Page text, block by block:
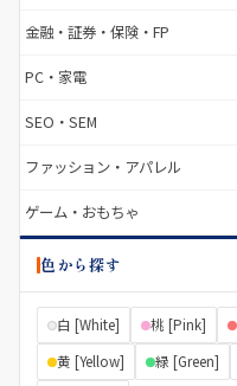
金融・証券・保険・FP
PC・家電
SEO・SEM
ファッション・アパレル
ゲーム・おもちゃ
色から探す
白 [White] 桃 [Pink]
黄 [Yellow]
緑 [Green]